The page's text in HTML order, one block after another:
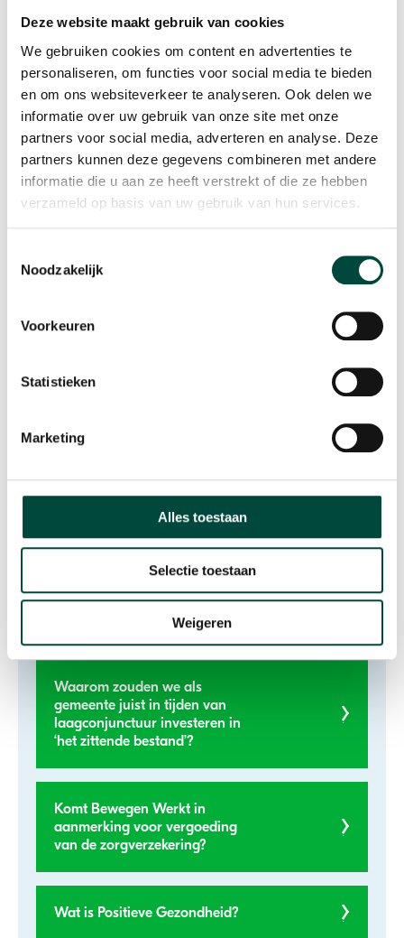
Deze website maakt gebruik van cookies
We gebruiken cookies om content en advertenties te
personaliseren, om functies voor social media te bieden
en om ons websiteverkeer te analyseren. Ook delen we
informatie over uw gebruik van onze site met onze
partners voor social media, adverteren en analyse. Deze
partners kunnen deze gegevens combineren met andere
informatie die u aan ze heeft verstrekt of die ze hebben
verzameld op basis van uw gebruik van hun services.
Noodzakelijk
Voorkeuren
Statistieken
Marketing
Alles toestaan
Selectie toestaan
Weigeren
gemiddeld boeken deelnemers één trede
vooruitgang op de participatieladder. Ze vinden
weer aansluiting bij de maatschappij, starten een
zorgtraject om aan herstel te werken, of ervaren
simpelweg een betere balans in hun leven.
Gemeente Apeldoorn
Hoe we onze kennis voor
jou kunnen toepassen?
gebaseerd op wetenschappelijk onderzoek. Deze
kennis delen we graag met jou.
Wetenschappelijk onderzoek
Waarom zouden we als
gemeente juist in tijden van
laagconjunctuur investeren in
‘het zittende bestand’?
Komt Bewegen Werkt in
aanmerking voor vergoeding
van de zorgverzekering?
Wat is Positieve Gezondheid?